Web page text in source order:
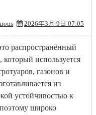
2026年3月 9日 07:05
распространённый
который используется
газонов и
из
устойчивостью к
широко